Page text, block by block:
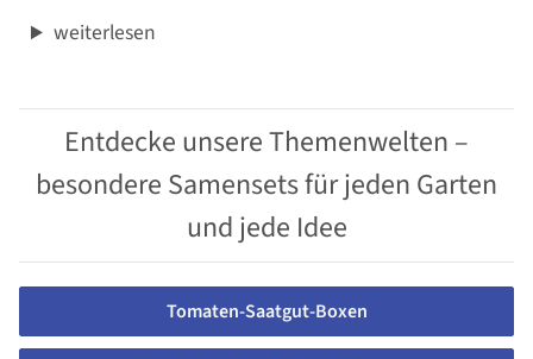
weiterlesen
Entdecke unsere Themenwelten –
besondere Samensets für jeden Garten
und jede Idee
Tomaten-Saatgut-Boxen